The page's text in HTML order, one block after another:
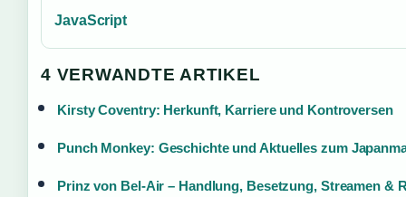
JavaScript
4 VERWANDTE ARTIKEL
Kirsty Coventry: Herkunft, Karriere und Kontroversen
Punch Monkey: Geschichte und Aktuelles zum
Prinz von Bel-Air – Handlung, Besetzung, Streamen &